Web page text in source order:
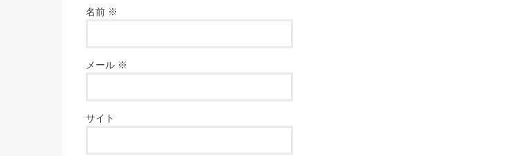
名前 ※
メール ※
サイト